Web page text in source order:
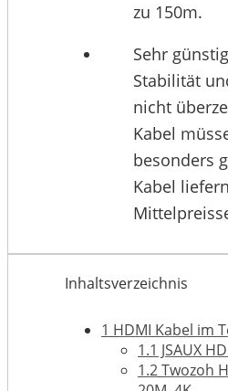
zu 150m.
Sehr
Stabilität
nicht
Kabel
besonders
Kabel
Inhaltsverzeichnis
1 HDMI Kabel im
1.1 JSAUX
1.2Twozoh